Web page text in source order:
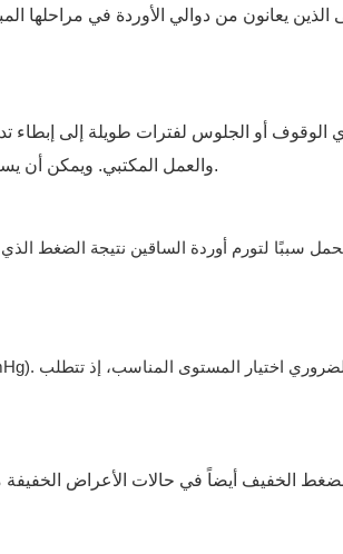
الذين يعانون من دوالي الأوردة في مراحلها
الوقوف أو الجلوس لفترات طويلة إلى إبطاء
والعمل المكتبي. ويمكن أن يساعد استخدام الملابس الضاغطة على دعم الدورة الدموية خلال هذه الساعات الطويلة.
سببًا لتورم أوردة الساقين نتيجة الضغط
الخفيف أيضاً في حالات الأعراض الخفيفة